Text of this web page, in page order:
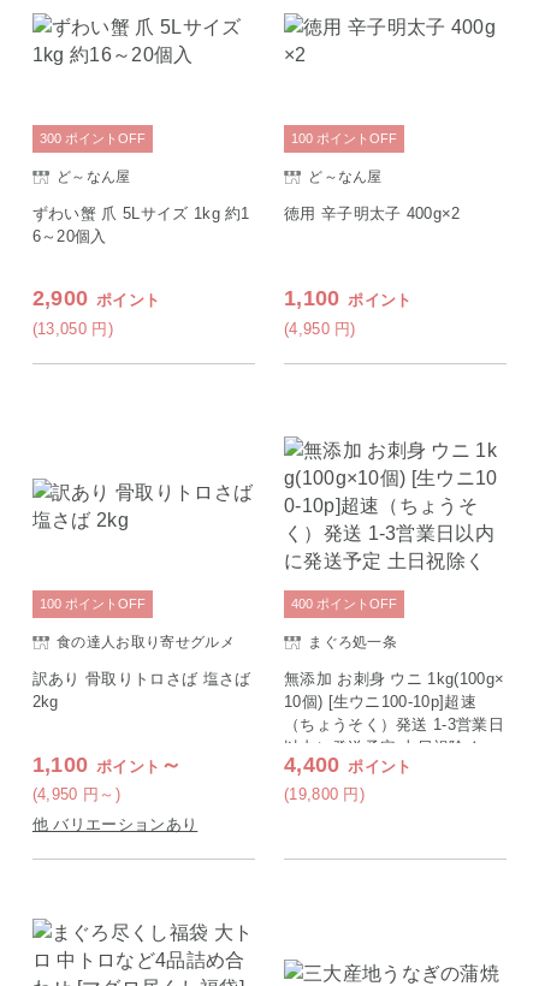
ど～なん屋
ずわい蟹 爪 5Lサイズ 1kg 約1
6～20個入
2,900 ポイント
(13,050 円 )
300 ポイント OFF
ど～なん屋
徳用 辛子明太子 400g×2
1,100 ポイント
(4,950 円)
100 ポイント OFF
食の達人お取り寄せグルメ
訳あり 骨取りトロさば 塩さば
2kg
1,100 ポイント ～
(4,950 円 ～)
100 ポイント OFF
他 バリエーションあり
まぐろ処一条
無添加 お刺身 ウニ 1kg(100g×
10個) [生ウニ100-10p]超速
（ちょうそく）発送 1-3営業日
以内に発送予定 土日祝除く
4,400 ポイント
(19,800 円 )
400 ポイント OFF